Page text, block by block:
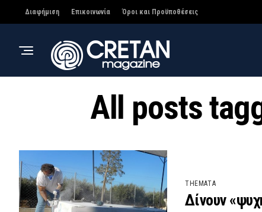
Διαφήμιση Επικοινωνία Όροι και Προϋποθέσεις
All posts
THEMATA
Δίνουν